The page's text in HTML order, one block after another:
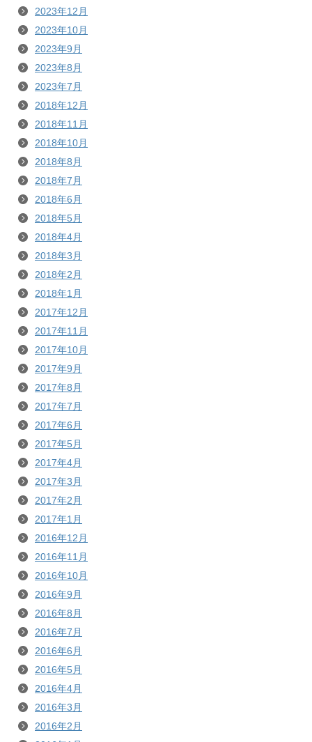
2023年12月
2023年10月
2023年9月
2023年8月
2023年7月
2018年12月
2018年11月
2018年10月
2018年8月
2018年7月
2018年6月
2018年5月
2018年4月
2018年3月
2018年2月
2018年1月
2017年12月
2017年11月
2017年10月
2017年9月
2017年8月
2017年7月
2017年6月
2017年5月
2017年4月
2017年3月
2017年2月
2017年1月
2016年12月
2016年11月
2016年10月
2016年9月
2016年8月
2016年7月
2016年6月
2016年5月
2016年4月
2016年3月
2016年2月